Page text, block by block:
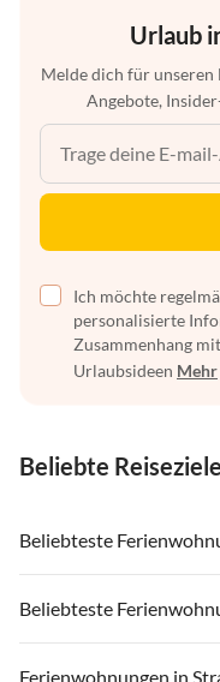
Urlaub
Melde dich für
Angebote,
Ich möchte
personalisierte
Zusammenhang
Urlaubsideen Mehr
Beliebte
Beliebteste
Ferienwohnungen in
Ferienwohnungen in Ostsee
Beliebteste
Ferienwohnungen in
Ferienwohnungen in